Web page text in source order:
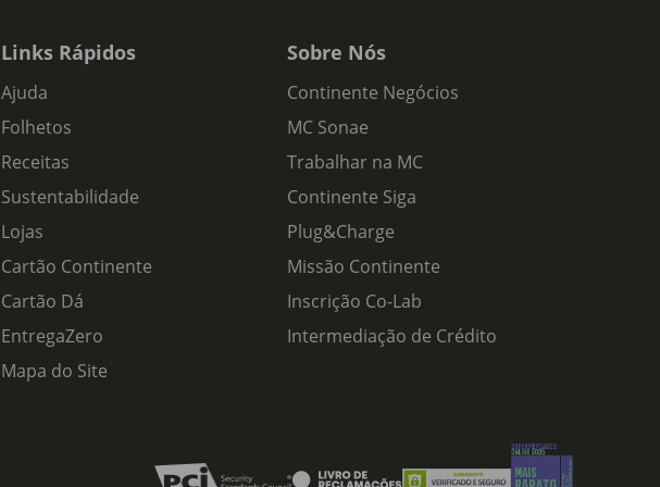
Links Rápidos
Ajuda
Folhetos
Receitas
Sustentabilidade
Lojas
Cartão Continente
Cartão Dá
EntregaZero
Mapa do Site
Sobre Nós
Continente Negócios
MC Sonae
Trabalhar na MC
Continente Siga
Plug&Charge
Missão Continente
Inscrição Co-Lab
Intermediação de Crédito